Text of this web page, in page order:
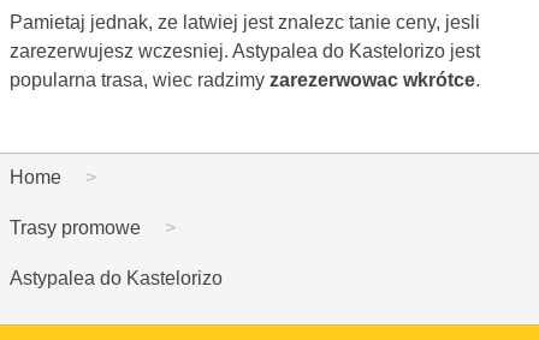
Pamietaj jednak, ze latwiej jest znalezc tanie ceny, jesli
zarezerwujesz wczesniej. Astypalea do Kastelorizo jest
popularna trasa, wiec radzimy zarezerwowac wkrótce.
Home
Trasy promowe
Astypalea do Kastelorizo